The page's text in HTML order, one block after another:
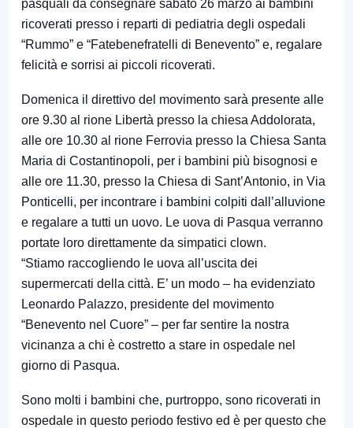
pasquali da consegnare sabato 26 marzo ai bambini
ricoverati presso i reparti di pediatria degli ospedali
“Rummo” e “Fatebenefratelli di Benevento” e, regalare
felicità e sorrisi ai piccoli ricoverati.
Domenica il direttivo del movimento sarà presente alle
ore 9.30 al rione Libertà presso la chiesa Addolorata,
alle ore 10.30 al rione Ferrovia presso la Chiesa Santa
Maria di Costantinopoli, per i bambini più bisognosi e
alle ore 11.30, presso la Chiesa di Sant’Antonio, in Via
Ponticelli, per incontrare i bambini colpiti dall’alluvione
e regalare a tutti un uovo. Le uova di Pasqua verranno
portate loro direttamente da simpatici clown.
“Stiamo raccogliendo le uova all’uscita dei
supermercati della città. E’ un modo – ha evidenziato
Leonardo Palazzo, presidente del movimento
“Benevento nel Cuore” – per far sentire la nostra
vicinanza a chi è costretto a stare in ospedale nel
giorno di Pasqua.
Sono molti i bambini che, purtroppo, sono ricoverati in
ospedale in questo periodo festivo ed è per questo che